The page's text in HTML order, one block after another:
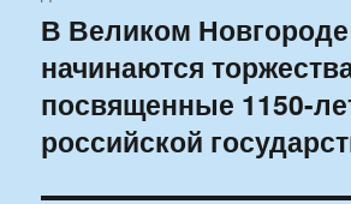
Следующая
запись:
В Великом Новгороде
начинаются
посвященные 1150-
российской